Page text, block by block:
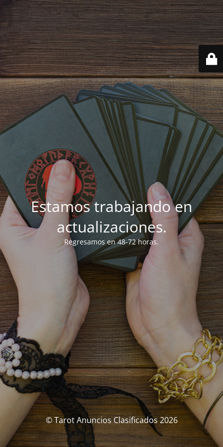
Estamos trabajando en
actualizaciones.
Regresamos en 48-72 horas.
© Tarot Anuncios Clasificados 2026